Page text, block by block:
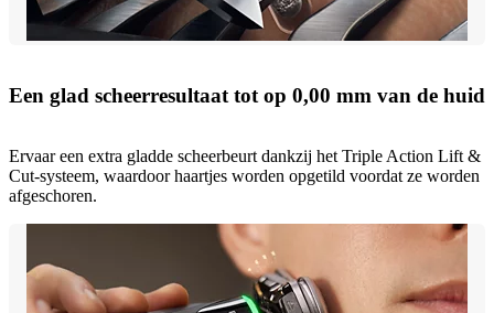
Een glad scheerresultaat tot op 0,00 mm van de huid
Ervaar een extra gladde scheerbeurt dankzij het Triple Action Lift &
Cut-systeem, waardoor haartjes worden opgetild voordat ze worden
afgeschoren.